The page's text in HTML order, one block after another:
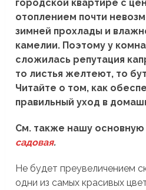
городской квартире с
отоплением почти
зимней прохлады и
камелии. Поэтому у
сложилась репутация
то листья желтеют, то
Читайте о том, как
правильный уход в
См. также нашу основную
садовая.
Не будет преувеличением
одни из самых красивых